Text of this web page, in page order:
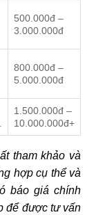
500.000đ –
3.000.000đ
800.000đ –
5.000.000đ
1.500.000đ –
10.000.000đ+
tham khảo và
hợp cụ thể và
báo giá chính
để được tư vấn